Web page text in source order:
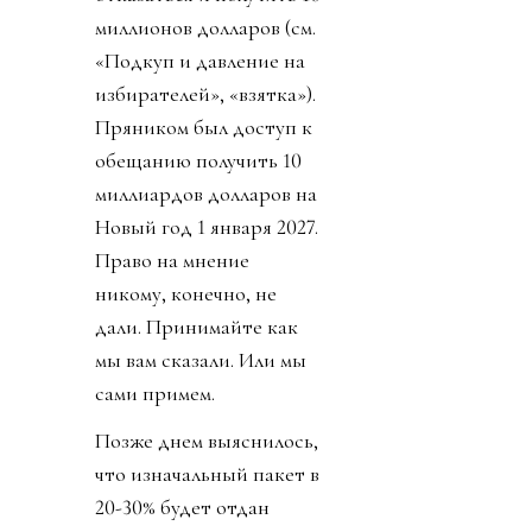
миллионов долларов (см.
«Подкуп и давление на
избирателей», «взятка»).
Пряником был доступ к
обещанию получить 10
миллиардов долларов на
Новый год 1 января 2027.
Право на мнение
никому, конечно, не
дали. Принимайте как
мы вам сказали. Или мы
сами примем.
Позже днем выяснилось,
что изначальный пакет в
20-30% будет отдан